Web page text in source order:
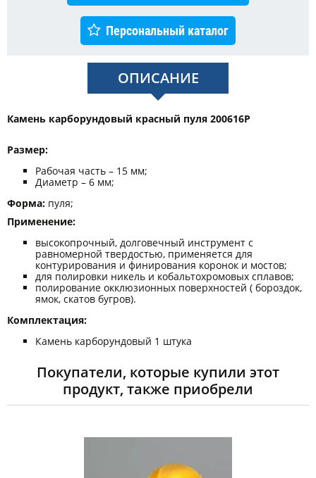
Персональный каталог
ОПИСАНИЕ
Камень карборундовый красный пуля 200616P
Размер:
Рабочая часть – 15 мм;
Диаметр – 6 мм;
Форма: пуля;
Применение:
высокопрочный, долговечный инструмент с
равномерной твердостью, применяется для
контурирования и финирования коронок и мостов;
для полировки никель и кобальтохромовых сплавов;
полирование окклюзионных поверхностей ( бороздок,
ямок, скатов бугров).
Комплектация:
Камень карборундовый 1 штука
Покупатели, которые купили этот
продукт, также приобрели